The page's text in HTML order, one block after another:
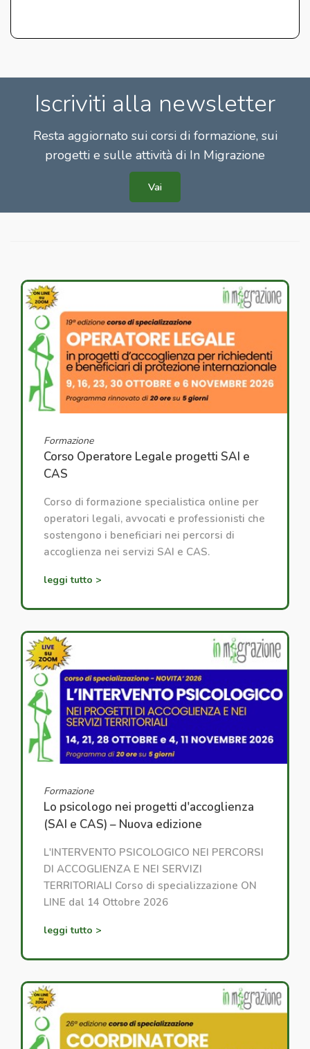
Iscriviti alla newsletter
Resta aggiornato sui corsi di formazione, sui
progetti e sulle attività di In Migrazione
Vai
Formazione
Corso Operatore Legale progetti SAI e
CAS
Corso di formazione specialistica online per
operatori legali, avvocati e professionisti che
sostengono i beneficiari nei percorsi di
accoglienza nei servizi SAI e CAS.
leggi tutto >
Formazione
Lo psicologo nei progetti d'accoglienza
(SAI e CAS) – Nuova edizione
L'INTERVENTO PSICOLOGICO NEI PERCORSI
DI ACCOGLIENZA E NEI SERVIZI
TERRITORIALI Corso di specializzazione ON
LINE dal 14 Ottobre 2026
leggi tutto >